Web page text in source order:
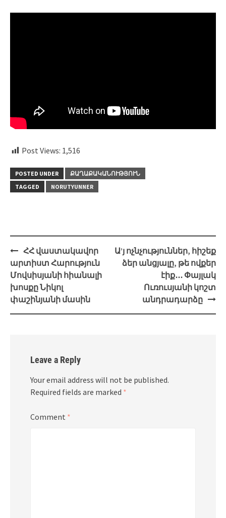
Post Views: 1,516
POSTED UNDER
ՔԱՂԱՔԱԿԱՆՈՒԹՅՈՒՆ
TAGGED
NORUTYUNNER
Post
navigation
ՀՀ վաստակավոր
արտիստ Հարություն
Մովսիսյանի հիանալի
խոսքը Նիկոլ
փաշինյանի մասին
Ա’յ ոչնչություններ, հիշեք
ձեր անցյալը, թե ովքեր
էիք․․․ Փայլակ
Ուռուսյանի կոշտ
անդրադարձը
Leave a Reply
Your email address will not be published.
Required fields are marked *
Comment *